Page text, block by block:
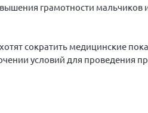
грамотности мальчиков
сократить медицинские
условий для проведения